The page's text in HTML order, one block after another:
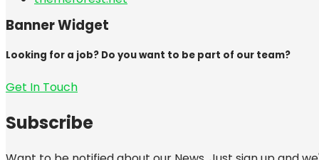
Banner Widget
Looking for a job? Do you want to be part of our team?
Get In Touch
Subscribe